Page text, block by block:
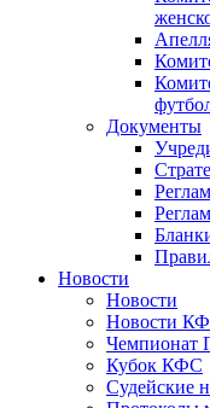
Документы
Новости
Новости
Новости
Чемпионат
Кубок КФС
Судейские